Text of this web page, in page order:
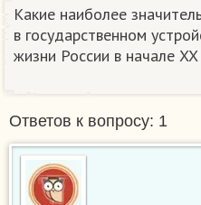
Какие наиболее
в государственном
жизни России в начале XX
Ответов к вопросу: 1